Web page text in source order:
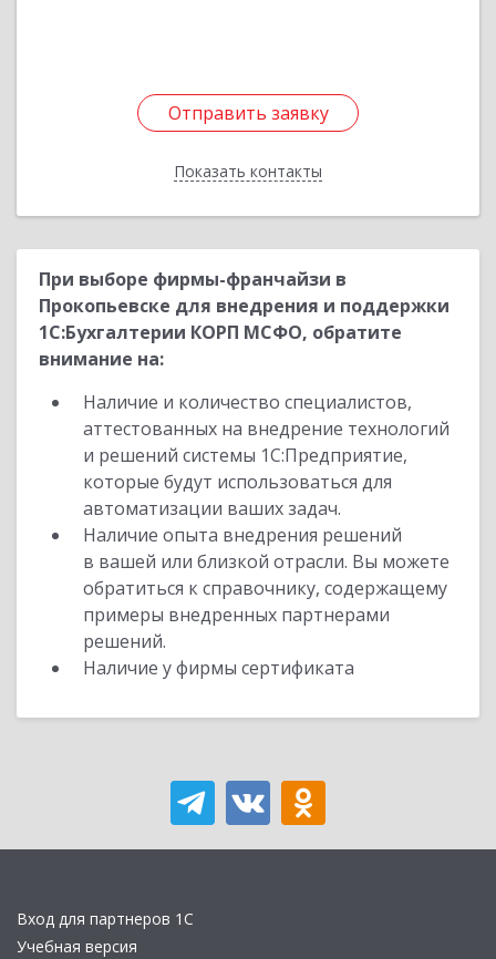
Отправить заявку
Показать контакты
Отправить заявку
Назад
При выборе фирмы-франчайзи в
Прокопьевске для внедрения и поддержки
1С:Бухгалтерии КОРП МСФО, обратите
внимание на:
Наличие и количество специалистов,
аттестованных на внедрение технологий
и решений системы 1С:Предприятие,
которые будут использоваться для
автоматизации ваших задач.
Наличие опыта внедрения решений
в вашей или близкой отрасли. Вы можете
обратиться к справочнику, содержащему
примеры внедренных партнерами
решений.
Наличие у фирмы сертификата
Вход для партнеров 1С
Учебная версия